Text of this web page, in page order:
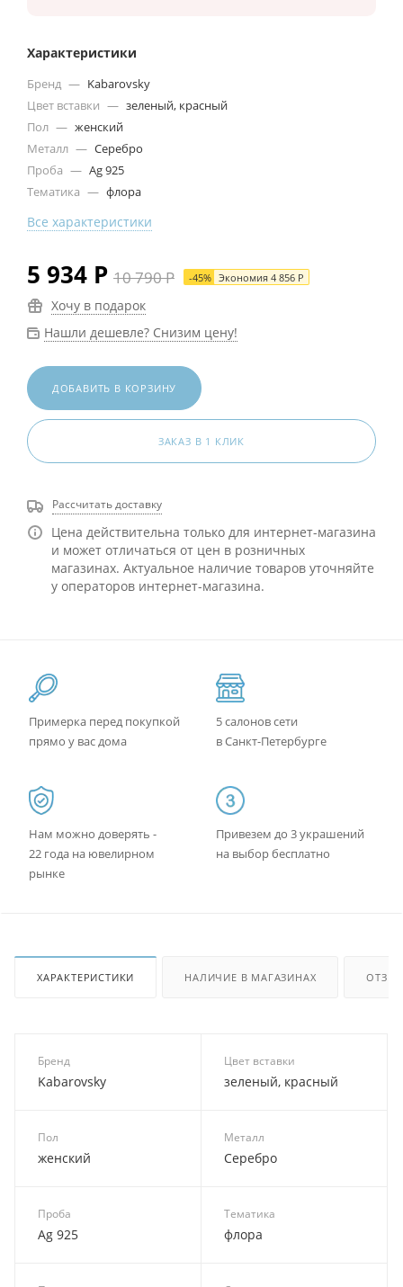
Характеристики
Бренд — Kabarovsky
Цвет вставки — зеленый, красный
Пол — женский
Металл — Серебро
Проба — Ag 925
Тематика — флора
Все характеристики
5 934 Р 10 790Р -45% Экономия 4 856 Р
Хочу в подарок
Нашли дешевле? Снизим цену!
ДОБАВИТЬ В КОРЗИНУ
ЗАКАЗ В 1 КЛИК
Рассчитать доставку
Цена действительна только для интернет-магазина
и может отличаться от цен в розничных
магазинах. Актуальное наличие товаров уточняйте
у операторов интернет-магазина.
Примерка перед покупкой
прямо у вас дома
5 салонов сети
в Санкт-Петербурге
Нам можно доверять -
22 года на ювелирном
рынке
Привезем до 3 украшений
на выбор бесплатно
ХАРАКТЕРИСТИКИ НАЛИЧИЕ В МАГАЗИНАХ
Бренд
Kabarovsky
Цвет вставки
зеленый, красный
Пол
женский
Металл
Серебро
Проба
Ag 925
Тематика
флора